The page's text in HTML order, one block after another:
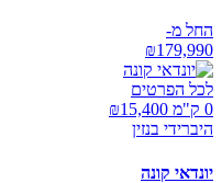
החל מ-
₪179,990
לכל הפרטים
0 ק"מ ₪
15,400
היברידי בנזין
יונדאי קונה